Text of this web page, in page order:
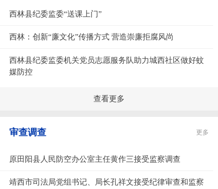
西林县纪委监委“送课上门”
西林：创新“廉文化”传播方式 营造崇廉拒腐风尚
西林县纪委监委机关党员志愿服务队助力城西社区做好蚊
媒防控
查看更多
审查调查 更多
原田阳县人民防空办公室主任黄作三接受监察调查
靖西市司法局党组书记、局长孔祥文接受纪律审查和监察